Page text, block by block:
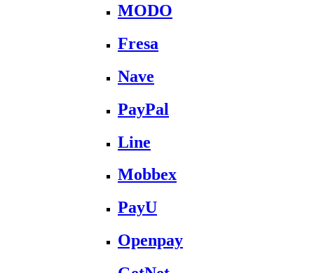
MODO
Fresa
Nave
PayPal
Line
Mobbex
PayU
Openpay